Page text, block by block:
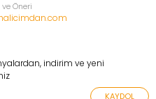
Öneri
indirim ve yeni
KAYDOL